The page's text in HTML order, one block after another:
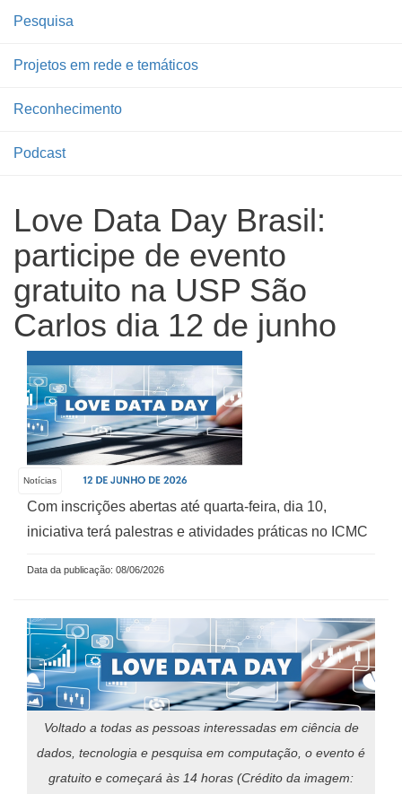
Pesquisa
Projetos em rede e temáticos
Reconhecimento
Podcast
Love Data Day Brasil:
participe de evento
gratuito na USP São
Carlos dia 12 de junho
Notícias
Com inscrições abertas até quarta-feira, dia 10,
iniciativa terá palestras e atividades práticas no ICMC
Data da publicação: 08/06/2026
Voltado a todas as pessoas interessadas em ciência de
dados, tecnologia e pesquisa em computação, o evento é
gratuito e começará às 14 horas (Crédito da imagem: